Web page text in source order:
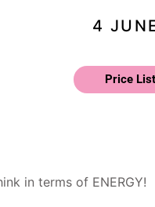
4
Price List
in terms of ENERGY!